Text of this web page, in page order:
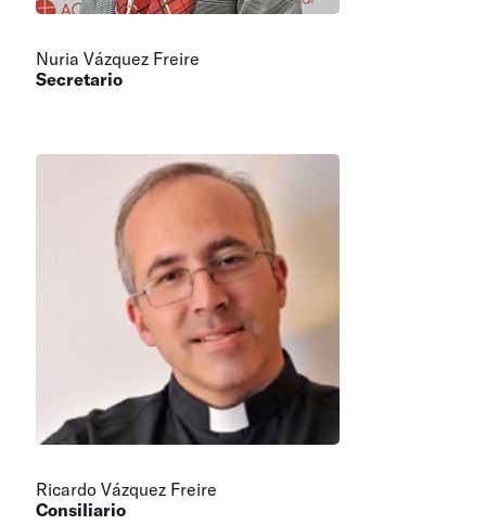
Nuria Vázquez Freire
Secretario
Ricardo Vázquez Freire
Consiliario